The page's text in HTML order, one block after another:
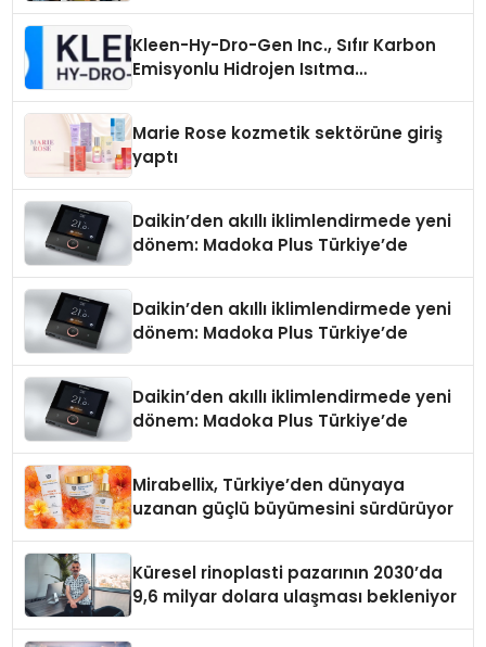
Kleen-Hy-Dro-Gen Inc., Sıfır Karbon
Emisyonlu Hidrojen Isıtma
Marie Rose kozmetik sektörüne giriş
yaptı
Daikin’den akıllı iklimlendirmede yeni
dönem: Madoka Plus Türkiye’de
Daikin’den akıllı iklimlendirmede yeni
dönem: Madoka Plus Türkiye’de
Daikin’den akıllı iklimlendirmede yeni
dönem: Madoka Plus Türkiye’de
Mirabellix, Türkiye’den dünyaya
uzanan güçlü büyümesini sürdürüyor
Küresel rinoplasti pazarının 2030’da
9,6 milyar dolara ulaşması bekleniyor